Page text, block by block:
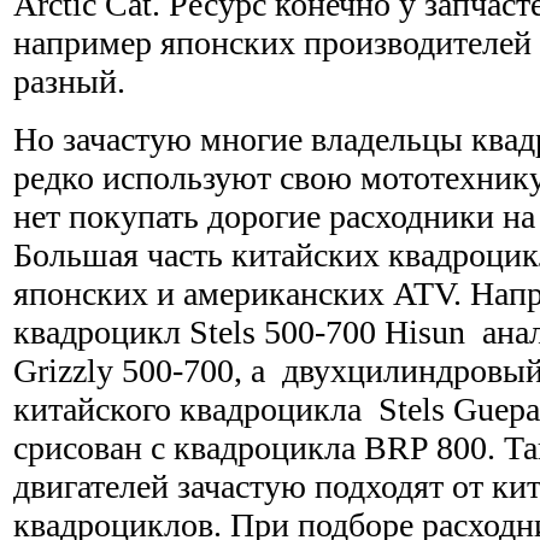
например японских производителей
разный.
Но зачастую многие владельцы
редко используют свою
нет покупать дорогие расходники
Большая часть китайских
японских и американских ATV.
квадроцикл Stels 500-700 Hisun
Grizzly 500-700, а
китайского квадроцикла Stels
срисован с квадроцикла BRP 800.
двигателей зачастую подходят от
квадроциклов. При подборе